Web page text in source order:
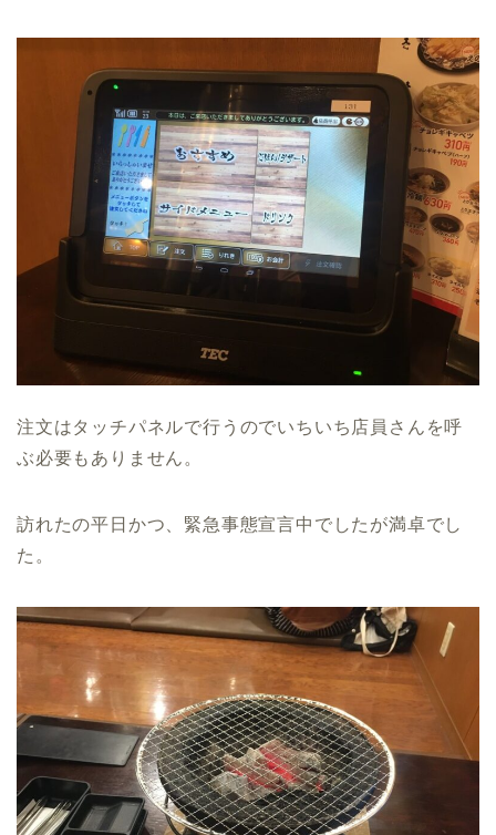
注文はタッチパネルで行うのでいちいち店員さんを呼
ぶ必要もありません。
訪れたの平日かつ、緊急事態宣言中でしたが満卓でし
た。